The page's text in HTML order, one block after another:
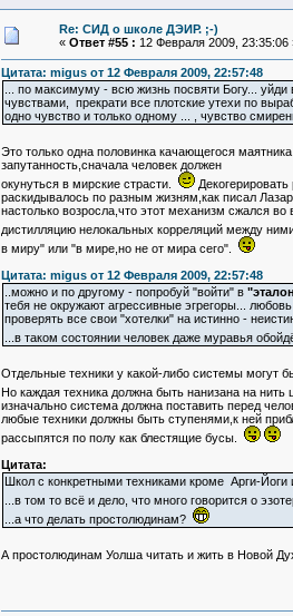
Re: СИД о школе ДЭИР. ;-)
« Ответ #55 : 12 Февраля 2009, 23:35:06
Цитата: migus от 12 Февраля 2009, 22:57:48
... по максимуму - всю жизнь посвяти Богу...
чувствами, прекрати все плотские утехи по
одно чувство и только одному ... , чувство
Это только одна половинка качающегося
запутанность,сначала человек должен
окунуться в мирские страсти.
раскидывалось по разным жизням,как писал
настолько возросла,что этот механизм сжался
дистилляцию нелокальных корреляций между
в миру" или "в мире,но не от мира сего".
Цитата: migus от 12 Февраля 2009, 22:57:48
..можно и по другому - попробуй "войти" в
тебя не окружают агрессивные эгрегоры...
проверять все свои "хотелки" на истинно -
...в таком состоянии человек даже муравья
Отдельные техники у какой-либо системы могут
Но каждая техника должна быть нанизана на
изначально система должна поставить перед
любые техники должны быть ступенями,к ней
рассыпятся по полу как блестящие бусы.
Цитата:
Школ с конкретными техниками кроме Арги-Йоги
...в том то всё и дело, что много говорится о
...а что делать простолюдинам?
А простолюдинам Уолша читать и жить в Новой